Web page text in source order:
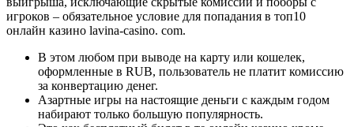
игроков – обязательное условие для попадания в топ10
онлайн казино lavina-casino. com.
В этом любом при выводе на карту или кошелек,
оформленные в RUB, пользователь не платит комиссию
за конвертацию денег.
Азартные игры на настоящие деньги с каждым годом
набирают только большую популярность.